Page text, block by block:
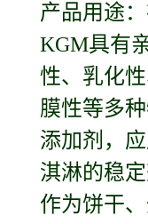
产品用途
KGM具有
性、乳化
膜性等多
添加剂，
淇淋的稳
作为饼干